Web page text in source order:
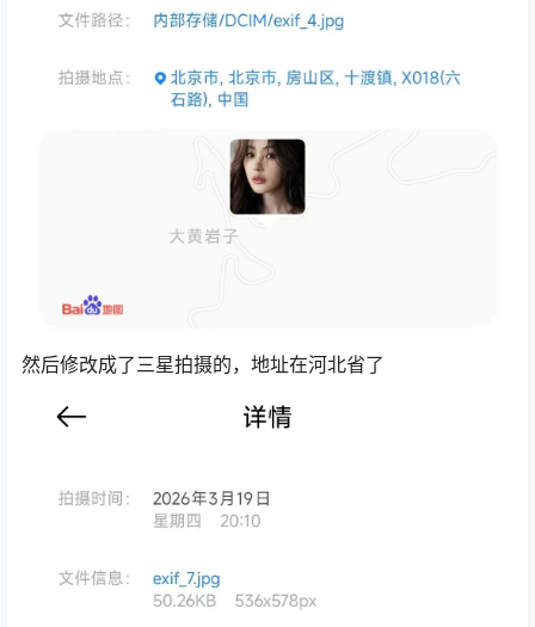
然后修改成了三星拍摄的，地址在河北省了